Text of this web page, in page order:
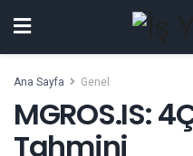
Ana Sayfa Genel
MGROS.IS:
Tahmini